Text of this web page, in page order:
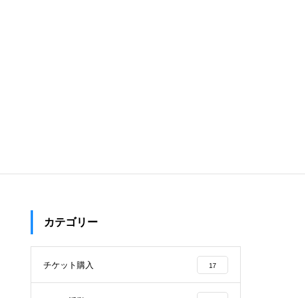
カテゴリー
チケット購入 17